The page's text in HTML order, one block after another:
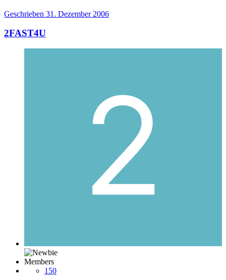
Geschrieben 31. Dezember 2006
2FAST4U
Members
150